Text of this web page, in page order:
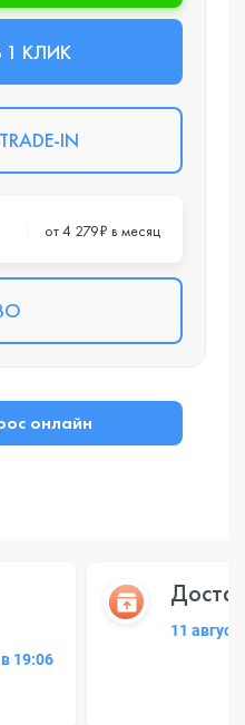
1 КЛИК
IN
от 4 279₽ в месяц
онлайн
19:06
11